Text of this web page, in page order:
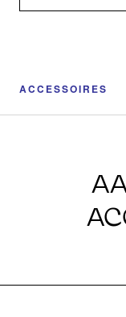
ACCESSOIRES